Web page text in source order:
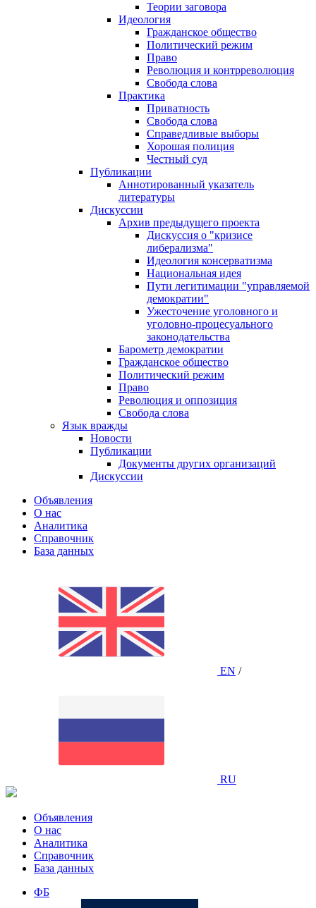
Теории заговора
Идеология
Гражданское общество
Политический режим
Право
Революция и контрреволюция
Свобода слова
Практика
Приватность
Свобода слова
Справедливые выборы
Хорошая полиция
Честный суд
Публикации
Аннотированный указатель
литературы
Дискуссии
Архив предыдущего проекта
Дискуссия о "кризисе
либерализма"
Идеология консерватизма
Национальная идея
Пути легитимации "управляемой
демократии"
Ужесточение уголовного и
уголовно-процесуального
законодательства
Барометр демократии
Гражданское общество
Политический режим
Право
Революция и оппозиция
Свобода слова
Язык вражды
Новости
Публикации
Документы других организаций
Дискуссии
Объявления
О нас
Аналитика
Справочник
База данных
EN /
RU
Объявления
О нас
Аналитика
Справочник
База данных
ФБ